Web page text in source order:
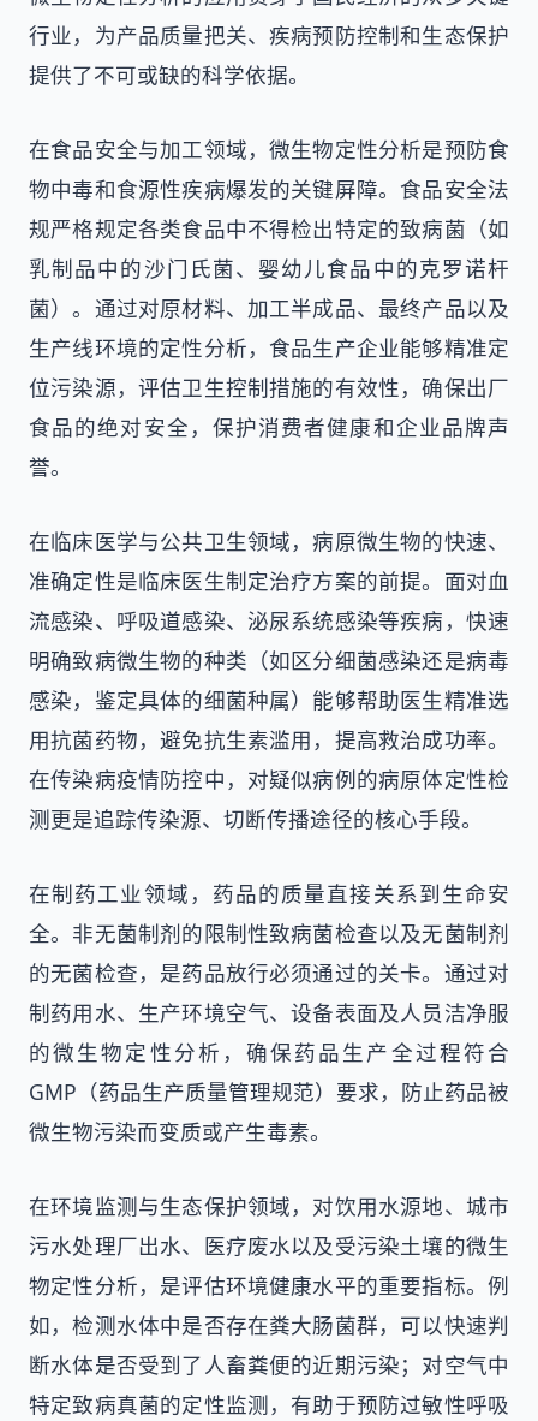
行业，为产品质量把关、疾病预防控制和生态保护
提供了不可或缺的科学依据。
在食品安全与加工领域，微生物定性分析是预防食
物中毒和食源性疾病爆发的关键屏障。食品安全法
规严格规定各类食品中不得检出特定的致病菌（如
乳制品中的沙门氏菌、婴幼儿食品中的克罗诺杆
菌）。通过对原材料、加工半成品、最终产品以及
生产线环境的定性分析，食品生产企业能够精准定
位污染源，评估卫生控制措施的有效性，确保出厂
食品的绝对安全，保护消费者健康和企业品牌声
誉。
在临床医学与公共卫生领域，病原微生物的快速、
准确定性是临床医生制定治疗方案的前提。面对血
流感染、呼吸道感染、泌尿系统感染等疾病，快速
明确致病微生物的种类（如区分细菌感染还是病毒
感染，鉴定具体的细菌种属）能够帮助医生精准选
用抗菌药物，避免抗生素滥用，提高救治成功率。
在传染病疫情防控中，对疑似病例的病原体定性检
测更是追踪传染源、切断传播途径的核心手段。
在制药工业领域，药品的质量直接关系到生命安
全。非无菌制剂的限制性致病菌检查以及无菌制剂
的无菌检查，是药品放行必须通过的关卡。通过对
制药用水、生产环境空气、设备表面及人员洁净服
的微生物定性分析，确保药品生产全过程符合
GMP（药品生产质量管理规范）要求，防止药品被
微生物污染而变质或产生毒素。
在环境监测与生态保护领域，对饮用水源地、城市
污水处理厂出水、医疗废水以及受污染土壤的微生
物定性分析，是评估环境健康水平的重要指标。例
如，检测水体中是否存在粪大肠菌群，可以快速判
断水体是否受到了人畜粪便的近期污染；对空气中
特定致病真菌的定性监测，有助于预防过敏性呼吸